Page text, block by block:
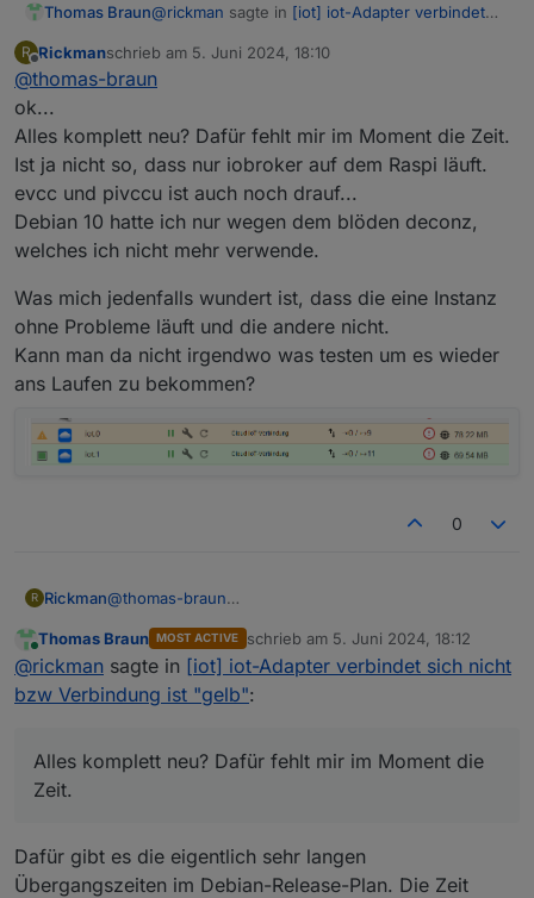
Thomas Braun@rickman sagte in [iot] iot-Adapter verbindet
64Bit-Lite-Version.
In-line-Upgrade sind nicht möglich.
R
Offline
Rickmanschrieb am 5. Juni 2024, 18:10
zuletzt editiert von
@thomas-braun
ok...
Alles komplett neu? Dafür fehlt mir im Moment die Zeit.
Ist ja nicht so, dass nur iobroker auf dem Raspi läuft.
evcc und pivccu ist auch noch drauf...
Debian 10 hatte ich nur wegen dem blöden deconz,
welches ich nicht mehr verwende.
Was mich jedenfalls wundert ist, dass die eine Instanz
ohne Probleme läuft und die andere nicht.
Kann man da nicht irgendwo was testen um es wieder
ans Laufen zu bekommen?
0
R Rickman@thomas-braun
Alles komplett neu? Dafür fehlt mir im Moment die
Zeit. Ist ja nicht so, dass nur iobroker auf dem Raspi
läuft. evcc und pivccu ist auch noch drauf...
Debian 10 hatte ich nur wegen dem blöden deconz,
Was mich jedenfalls wundert ist, dass die eine Instanz
ohne Probleme läuft und die andere nicht.
Kann man da nicht irgendwo was testen um es
wieder ans Laufen zu bekommen?
Online
Thomas Braun MOST ACTIVE schrieb am 5. Juni 2024, 18:12
zuletzt editiert von
@rickman sagte in [iot] iot-Adapter verbindet sich nicht
bzw Verbindung ist "gelb":
Alles komplett neu? Dafür fehlt mir im Moment die
Zeit.
Dafür gibt es die eigentlich sehr langen
Übergangszeiten im Debian-Release-Plan. Die Zeit